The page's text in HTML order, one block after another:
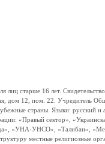
старше 16 лет.
дом 12, пом. 22. Учредитель
страны. Языки:
«Правый сектор»,
«УНА-УНСО», «Талибан»,
местные религиозные